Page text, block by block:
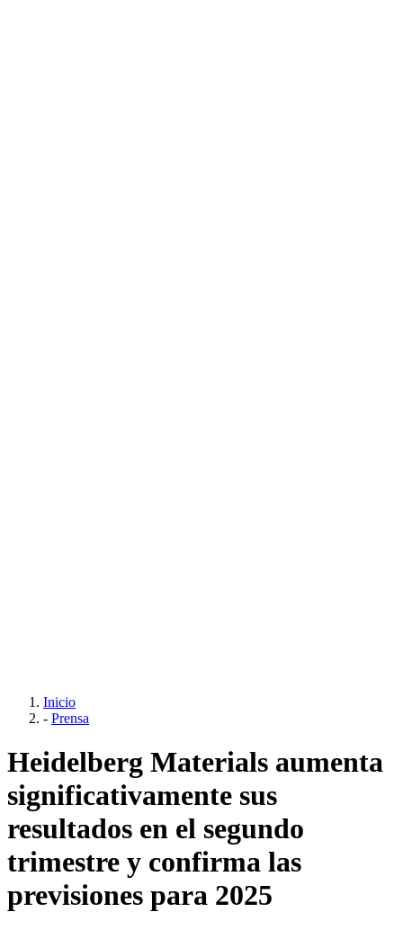
Inicio
- Prensa
Heidelberg Materials aumenta
significativamente sus
resultados en el segundo
trimestre y confirma las
previsiones para 2025